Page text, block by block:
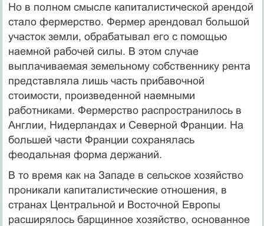
Но в полном смысле капиталистической арендой
стало фермерство. Фермер арендовал большой
участок земли, обрабатывал его с помощью
наемной рабочей силы. В этом случае
выплачиваемая земельному собственнику рента
представляла лишь часть прибавочной
стоимости, произведенной наемными
работниками. Фермерство распространилось в
Англии, Нидерландах и Северной Франции. На
большей части Франции сохранялась
феодальная форма держаний.
В то время как на Западе в сельское хозяйство
проникали капиталистические отношения, в
странах Центральной и Восточной Европы
расширялось барщинное хозяйство, основанное